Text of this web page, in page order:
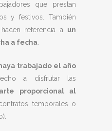
que prestan
y festivos. También
referencia a un
a fecha
trabajado el año
a disfrutar las
proporcional al
temporales o